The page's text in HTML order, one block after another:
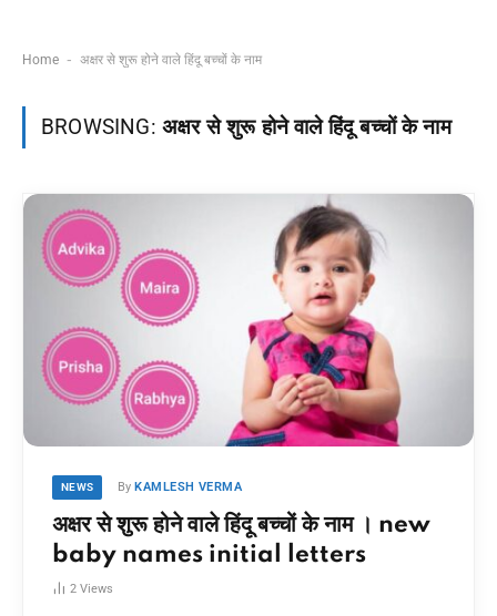
Home - अक्षर से शुरू होने वाले हिंदू बच्चों के नाम
BROWSING: अक्षर से शुरू होने वाले हिंदू बच्चों के नाम
NEWS By KAMLESH VERMA
अक्षर से शुरू होने वाले हिंदू बच्चों के नाम । new
baby names initial letters
2 Views